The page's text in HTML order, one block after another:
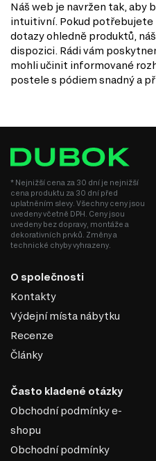
Náš web je navržen tak, aby
intuitivní. Pokud potřebujete
dotazy ohledně produktů,
dispozici. Rádi vám
mohli učinit informované
postele s pódiem snadný a
* Nejnižší cena za 30 dní je nejnižší
cena produktu za 30 dní před
uplatněním slevy. Všechny ceny jsou
uvedeny včetně DPH. Ceny jsou
uvedeny bez dopravy, montáže a
dekorativních prvků. Změny a
technické chyby vyhrazeny.
O společnosti
Kontakty
Výdejní místa nábytku
Recenze
Články
Často kladené otázky
Obchodní podmínky e-
shopu
Obchodní podmínky